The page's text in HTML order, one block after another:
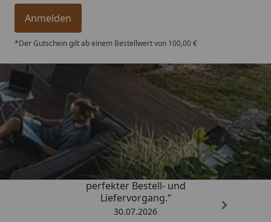
Anmelden
*Der Gutschein gilt ab einem Bestellwert von 100,00 €
Trusted Shops
4,76/ 5
„Qualitativ sehr gute Ware und ein
perfekter Bestell- und
Liefervorgang.“
30.07.2026